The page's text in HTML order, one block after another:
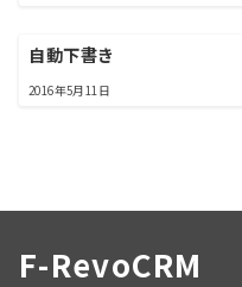
自動下書き
2016年5月11日
F-RevoCRM